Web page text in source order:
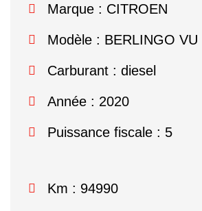
Marque : CITROEN
Modèle : BERLINGO VU
Carburant : diesel
Année : 2020
Puissance fiscale : 5
Km : 94990